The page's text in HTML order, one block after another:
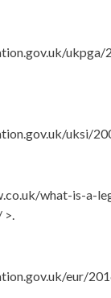
ukpga/
uksi/
what-is-a-
>.
eur/